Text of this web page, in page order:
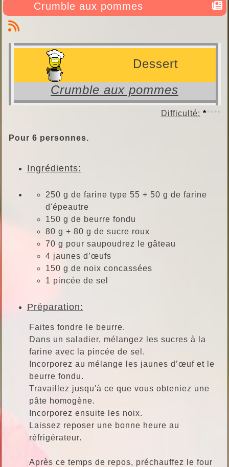
Crumble aux pommes
Dessert
Crumble aux pommes
Difficulté: *****
Pour 6 personnes.
Ingrédients:
250 g de farine type 55 + 50 g de farine
d'épeautre
150 g de beurre fondu
80 g + 80 g de sucre roux
70 g pour saupoudrez le gâteau
4 jaunes d’œufs
150 g de noix concassées
1 pincée de sel
Préparation:
Faites fondre le beurre.
Dans un saladier, mélangez les sucres à la
farine avec la pincée de sel.
Incorporez au mélange les jaunes d’œuf et le
beurre fondu.
Travaillez jusqu'à ce que vous obteniez une
pâte homogène.
Incorporez ensuite les noix.
Laissez reposer une bonne heure au
réfrigérateur.
Après ce temps de repos, préchauffez le four